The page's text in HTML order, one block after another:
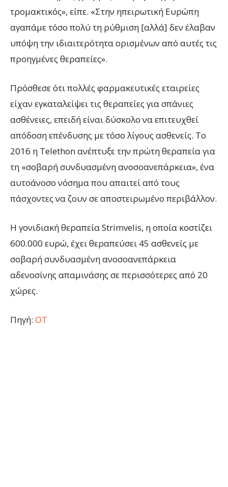
τρομακτικός», είπε. «Στην ηπειρωτική Ευρώπη
αγαπάμε τόσο πολύ τη ρύθμιση [αλλά] δεν έλαβαν
υπόψη την ιδιαιτερότητα ορισμένων από αυτές τις
προηγμένες θεραπείες».
Πρόσθεσε ότι πολλές φαρμακευτικές εταιρείες
είχαν εγκαταλείψει τις θεραπείες για σπάνιες
ασθένειες, επειδή είναι δύσκολο να επιτευχθεί
απόδοση επένδυσης με τόσο λίγους ασθενείς. Το
2016 η Telethon ανέπτυξε την πρώτη θεραπεία για
τη «σοβαρή συνδυασμένη ανοσοανεπάρκεια», ένα
αυτοάνοσο νόσημα που απαιτεί από τους
πάσχοντες να ζουν σε αποστειρωμένο περιβάλλον.
Η γονιδιακή θεραπεία Strimvelis, η οποία κοστίζει
600.000 ευρώ, έχει θεραπεύσει 45 ασθενείς με
σοβαρή συνδυασμένη ανοσοανεπάρκεια
αδενοσίνης απαμινάσης σε περισσότερες από 20
χώρες.
Πηγή: ΟΤ